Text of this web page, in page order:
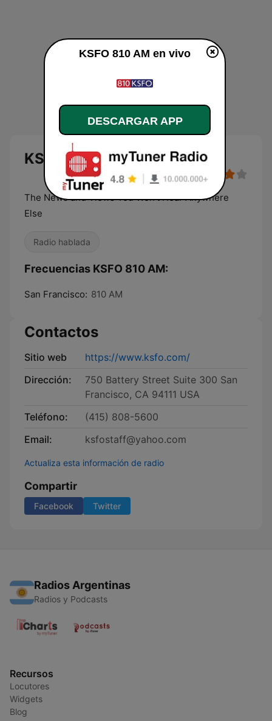
KSFO 810 AM
The News and Views You Won't Hear Anywhere
Else
Radio hablada
Frecuencias KSFO 810 AM:
San Francisco: 810 AM
Contactos
Sitio web
https://www.ksfo.com/
Dirección:
750 Battery Street Suite 300 San
Francisco, CA 94111 USA
Teléfono:
(415) 808-5600
Email:
ksfostaff@yahoo.com
Actualiza esta información de radio
Compartir
Facebook Twitter
Radios Argentinas
Radios y Podcasts
Recursos
Locutores
Widgets
Blog
KSFO 810 AM en vivo
DESCARGAR APP